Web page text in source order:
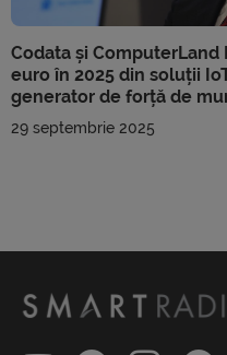
Codata și ComputerLand
euro în 2025 din soluții
generator de forță de
29 septembrie 2025